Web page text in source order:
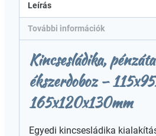
Leírás
További információk
Kincsesládika,
ékszerdoboz –
165x120x130mm
Egyedi kincsesládika